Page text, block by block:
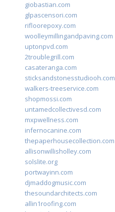
giobastian.com
glpascensori.com
rifloorepoxy.com
woolleymillingandpaving.com
uptonpvd.com
2troublegrill.com
casateranga.com
sticksandstonesstudiooh.com
walkers-treeservice.com
shopmossi.com
untamedcollectivesd.com
mxpwellness.com
infernocanine.com
thepaperhousecollection.com
allisonwillisholley.com
solslite.org
portwayinn.com
djmaddogmusic.com
thesoundarchitects.com
allin1roofing.com